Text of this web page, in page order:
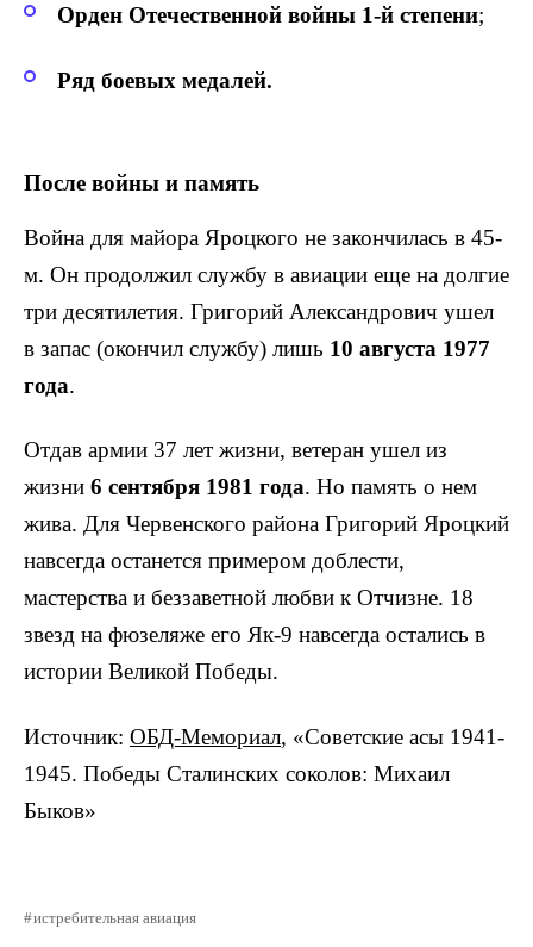
Орден Отечественной войны 1-й степени;
Ряд боевых медалей.
После войны и память
Война для майора Яроцкого не закончилась в 45-
м. Он продолжил службу в авиации еще на долгие
три десятилетия. Григорий Александрович ушел
в запас (окончил службу) лишь 10 августа 1977
года.
Отдав армии 37 лет жизни, ветеран ушел из
жизни 6 сентября 1981 года. Но память о нем
жива. Для Червенского района Григорий Яроцкий
навсегда останется примером доблести,
мастерства и беззаветной любви к Отчизне. 18
звезд на фюзеляже его Як-9 навсегда остались в
истории Великой Победы.
Источник: ОБД-Мемориал, «Советские асы 1941-
1945. Победы Сталинских соколов: Михаил
Быков»
истребительная авиация